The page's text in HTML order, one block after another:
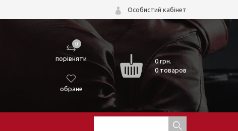
Особистий кабінет
0
порівняти
обране
0грн.
0 товаров